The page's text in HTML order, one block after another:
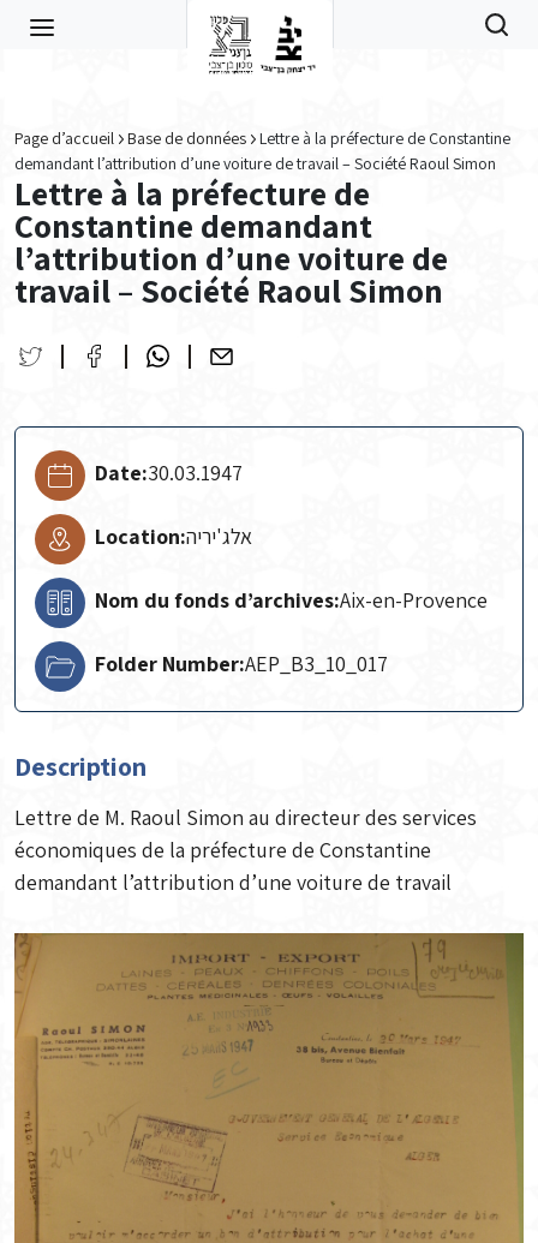
Page d’accueil Base de données
Lettre à la préfecture de Constantine
demandant l’attribution d’une voiture de travail – Société Raoul Simon
Lettre à la préfecture de
Constantine demandant
l’attribution d’une voiture de
travail – Société Raoul Simon
Date:30.03.1947
Location:אלג'יריה
Nom du fonds d’archives:Aix-en-Provence
Folder Number:AEP_B3_10_017
Description
Lettre de M. Raoul Simon au directeur des services
économiques de la préfecture de Constantine
demandant l’attribution d’une voiture de travail